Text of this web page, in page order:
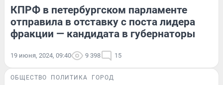
КПРФ в петербургском парламенте
отправила в отставку с поста лидера
фракции — кандидата в губернаторы
19 июня, 2024, 09:40 9 398 15
ОБЩЕСТВО ПОЛИТИКА ГОРОД